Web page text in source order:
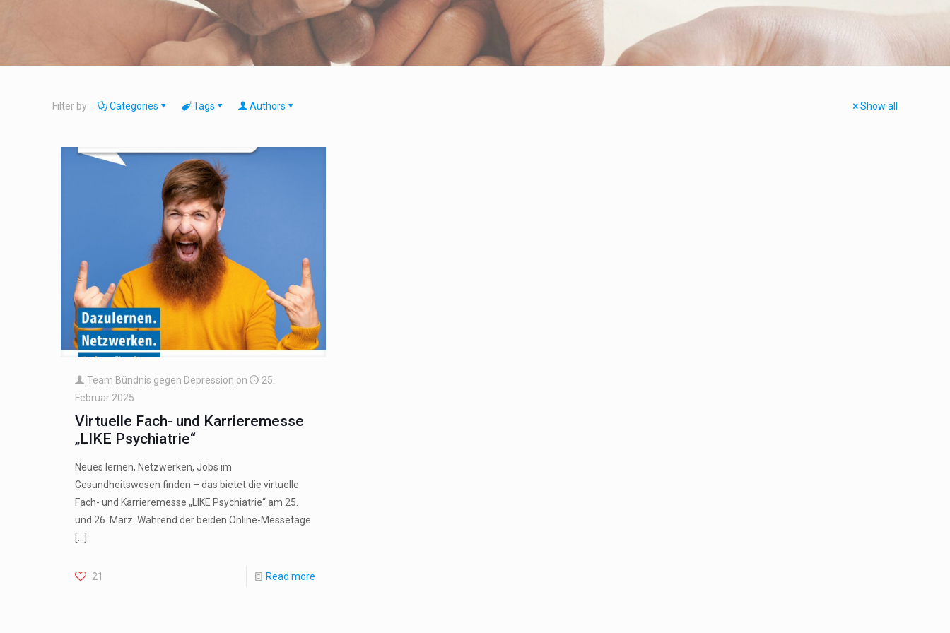
Filter by Categories Tags Authors Show all
Team Bündnis gegen Depression on
25.
Februar 2025
Virtuelle Fach- und Karrieremesse
„LIKE Psychiatrie“
Neues lernen, Netzwerken, Jobs im
Gesundheitswesen finden – das bietet die virtuelle
Fach- und Karrieremesse „LIKE Psychiatrie“ am 25.
und 26. März. Während der beiden Online-Messetage
21 Read more